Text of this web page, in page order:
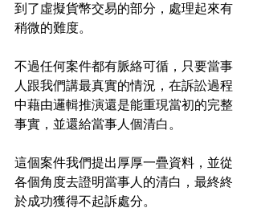
到了虛擬貨幣交易的部分，處理起來有
稍微的難度。
不過任何案件都有脈絡可循，只要當事
人跟我們講最真實的情況，在訴訟過程
中藉由邏輯推演還是能重現當初的完整
事實，並還給當事人個清白。
這個案件我們提出厚厚一疊資料，並從
各個角度去證明當事人的清白，最終終
於成功獲得不起訴處分。